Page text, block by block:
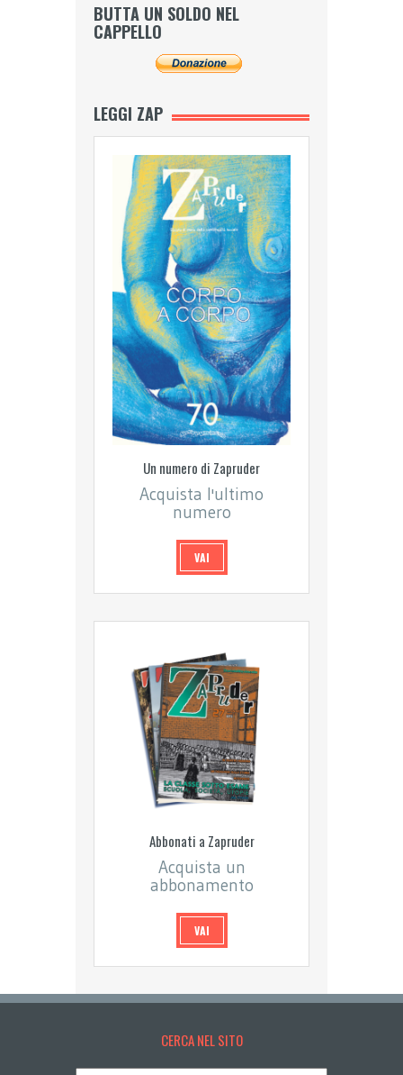
BUTTA UN SOLDO NEL
CAPPELLO
LEGGI ZAP
Un numero di Zapruder
Acquista l'ultimo
numero
VAI
Abbonati a Zapruder
Acquista un
abbonamento
VAI
CERCA NEL SITO